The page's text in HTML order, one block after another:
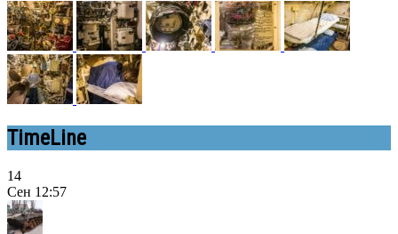
TimeLine
14
Сен 12:57